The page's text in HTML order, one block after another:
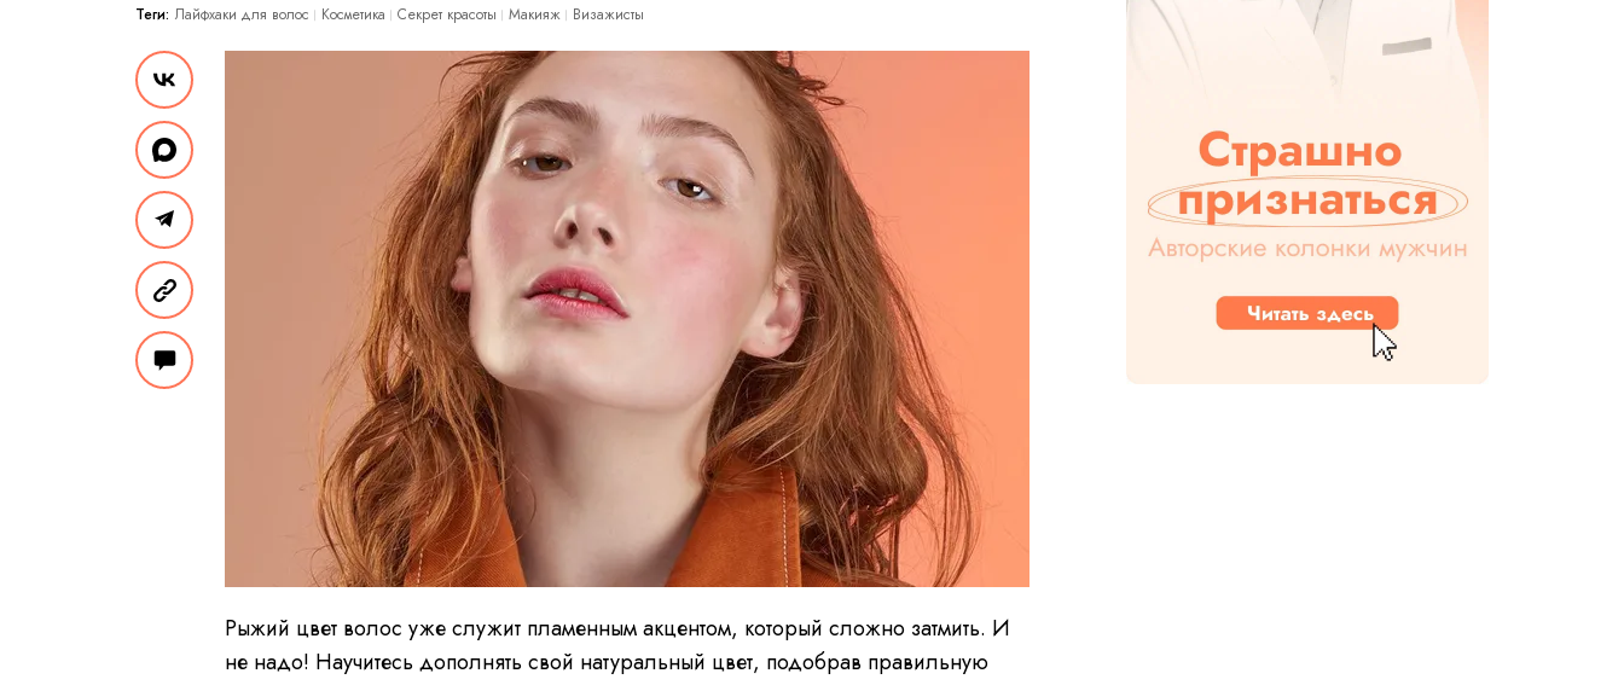
Теги: Лайфхаки для волос Косметика Секрет красоты Макияж Визажисты
Рыжий цвет волос уже служит пламенным акцентом, который сложно затмить. И
не надо! Научитесь дополнять свой натуральный цвет, подобрав правильную